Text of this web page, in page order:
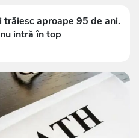
trăiesc aproape 95 de ani.
intră în top